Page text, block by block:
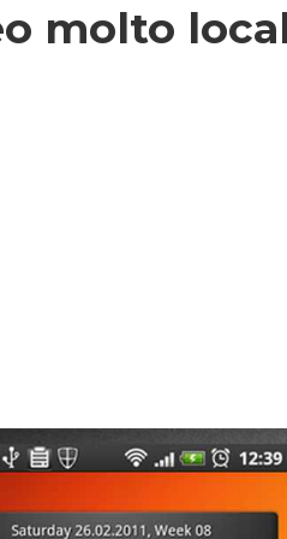
molto